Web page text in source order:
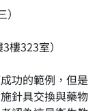
樓323室）
功的範例，但是
針具交換與藥物